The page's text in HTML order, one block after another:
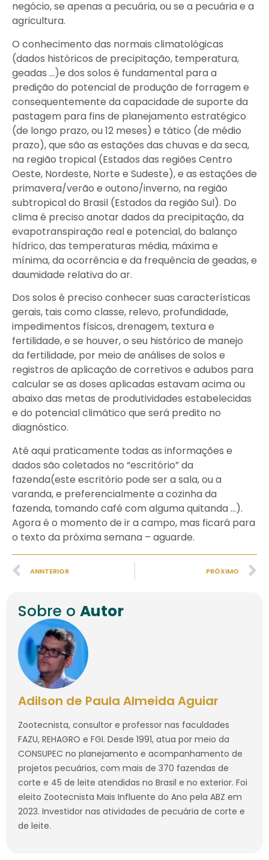
negócio, se apenas a pecuária, ou se a pecuária e a
agricultura.
O conhecimento das normais climatológicas
(dados históricos de precipitação, temperatura,
geadas …)e dos solos é fundamental para a
predição do potencial de produção de forragem e
consequentemente da capacidade de suporte da
pastagem para fins de planejamento estratégico
(de longo prazo, ou 12 meses) e tático (de médio
prazo), que são as estações das chuvas e da seca,
na região tropical (Estados das regiões Centro
Oeste, Nordeste, Norte e Sudeste), e as estações de
primavera/verão e outono/inverno, na região
subtropical do Brasil (Estados da região Sul). Do
clima é preciso anotar dados da precipitação, da
evapotranspiração real e potencial, do balanço
hídrico, das temperaturas média, máxima e
mínima, da ocorrência e da frequência de geadas, e
daumidade relativa do ar.
Dos solos é preciso conhecer suas características
gerais, tais como classe, relevo, profundidade,
impedimentos físicos, drenagem, textura e
fertilidade, e se houver, o seu histórico de manejo
da fertilidade, por meio de análises de solos e
registros de aplicação de corretivos e adubos para
calcular se as doses aplicadas estavam acima ou
abaixo das metas de produtividades estabelecidas
e do potencial climático que será predito no
diagnóstico.
Até aqui praticamente todas as informações e
dados são coletados no “escritório” da
fazenda(este escritório pode ser a sala, ou a
varanda, e preferencialmente a cozinha da
fazenda, tomando café com alguma quitanda …).
Agora é o momento de ir a campo, mas ficará para
o texto da próxima semana – aguarde.
ANNTERIOR PRÓXIMO
Sobre o Autor
Adilson de Paula Almeida Aguiar
Zootecnista, consultor e professor nas faculdades
FAZU, REHAGRO e FGI. Desde 1991, atua por meio da
CONSUPEC no planejamento e acompanhamento de
projetos pecuários, com mais de 370 fazendas de
corte e 45 de leite atendidas no Brasil e no exterior. Foi
eleito Zootecnista Mais Influente do Ano pela ABZ em
2023. Investidor nas atividades de pecuária de corte e
de leite.